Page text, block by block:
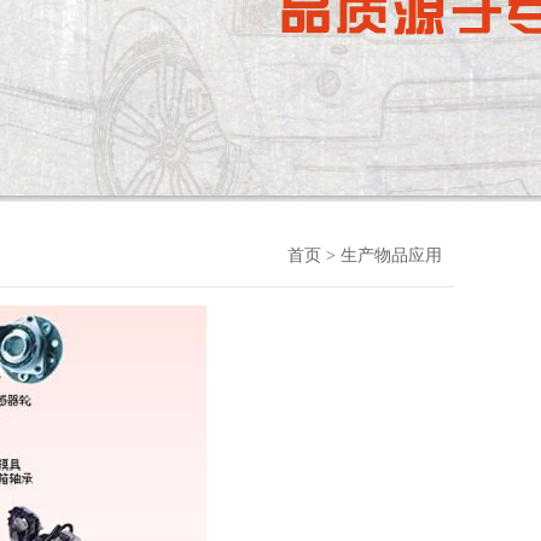
首页 > 生产物品应用